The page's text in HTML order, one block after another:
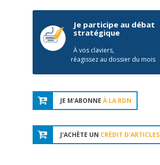
Je participe au débat
stratégique
À vos claviers,
réagissez au dossier du mois
JE M'ABONNE À LA RDN
J'ACHÈTE UN CRÉDIT D'ARTICLES